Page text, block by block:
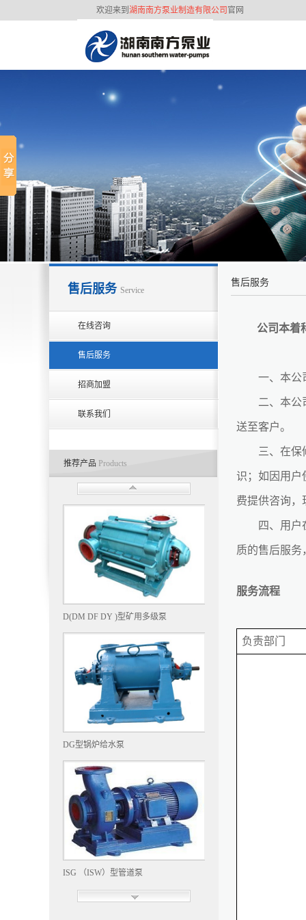
欢迎来到 湖南南方泵业制造有限公司 官网
联系我们
售后服务 Service
在线咨询
售后服务
招商加盟
联系我们
推荐产品 Products
D(DM DF DY )型矿用多级泵
DG型锅炉给水泵
ISG （ISW）型管道泵
售后服务
公司本着
一、本公司
二、本公司
送至客户。
三、在保修
识；如因用户
费提供咨询，
四、用户在
质的售后服务
服务流程
负责部门